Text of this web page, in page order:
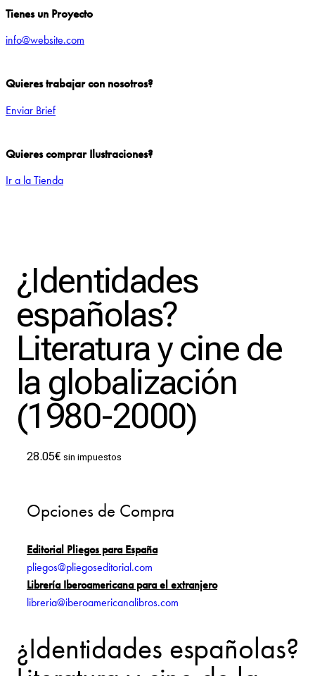
Tienes un Proyecto
info@website.com
Quieres trabajar con nosotros?
Enviar Brief
Quieres comprar Ilustraciones?
Ir a la Tienda
¿Identidades
españolas?
Literatura y cine de
la globalización
(1980-2000)
28.05€ sin impuestos
Opciones de Compra
Editorial Pliegos para España
pliegos@pliegoseditorial.com
Librería Iberoamericana para el extranjero
libreria@iberoamericanalibros.com
¿Identidades españolas?